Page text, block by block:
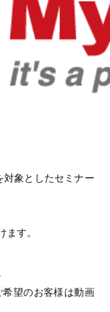
向け）過渡
）
対象としたセミナー
ます。
望のお客様は動画